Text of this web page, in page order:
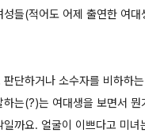
들(적어도 어제 출연한 여대
단하거나 소수자를 비하하
는(?)는 여대생을 보면서 뭔
까요. 얼굴이 이쁘다고 미녀